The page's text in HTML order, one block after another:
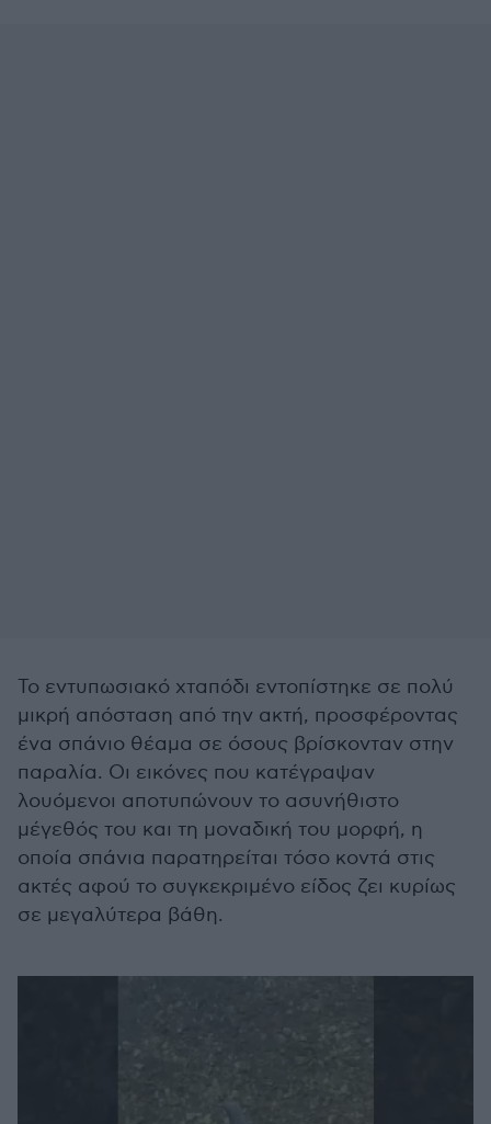
Το εντυπωσιακό χταπόδι εντοπίστηκε σε πολύ
μικρή απόσταση από την ακτή, προσφέροντας
ένα σπάνιο θέαμα σε όσους βρίσκονταν στην
παραλία. Οι εικόνες που κατέγραψαν
λουόμενοι αποτυπώνουν το ασυνήθιστο
μέγεθός του και τη μοναδική του μορφή, η
οποία σπάνια παρατηρείται τόσο κοντά στις
ακτές αφού το συγκεκριμένο είδος ζει κυρίως
σε μεγαλύτερα βάθη.